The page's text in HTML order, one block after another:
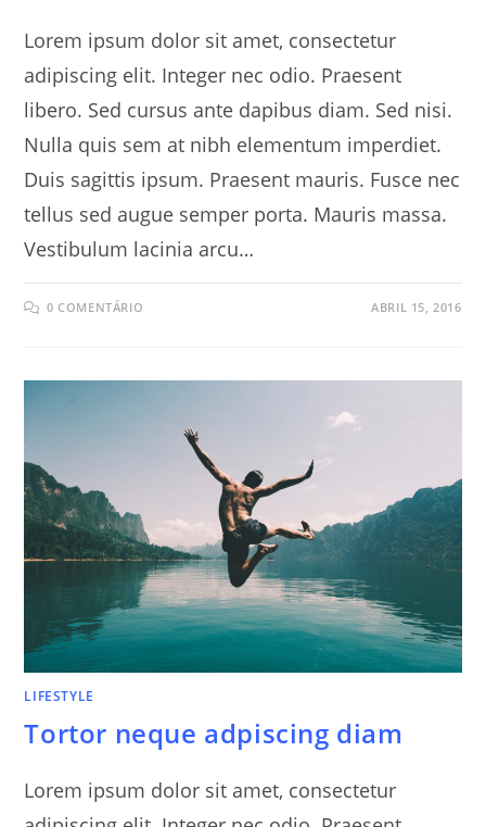
Lorem ipsum dolor sit amet, consectetur
adipiscing elit. Integer nec odio. Praesent
libero. Sed cursus ante dapibus diam. Sed nisi.
Nulla quis sem at nibh elementum imperdiet.
Duis sagittis ipsum. Praesent mauris. Fusce nec
tellus sed augue semper porta. Mauris massa.
Vestibulum lacinia arcu…
0 COMENTÁRIO ABRIL 15, 2016
LIFESTYLE
Tortor neque adpiscing diam
Lorem ipsum dolor sit amet, consectetur